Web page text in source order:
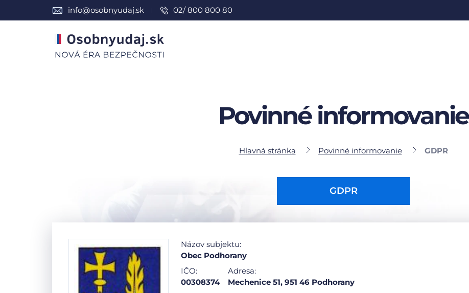
info@osobnyudaj.sk 02/ 800 800 80
Povinné informovanie
Hlavná stránka Povinné informovanie GDPR
GDPR
Názov subjektu:
Obec Podhorany
IČO:
00308374
Adresa:
Mechenice 51, 951 46 Podhorany